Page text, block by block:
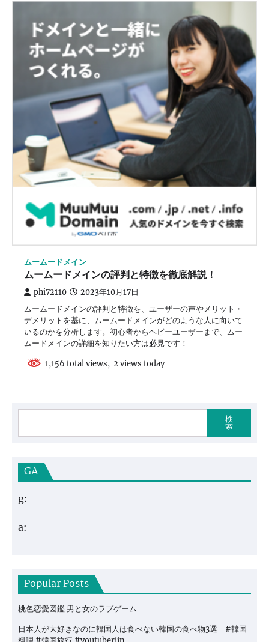
ムームードメイン
ムームードメインの評判と特徴を徹底解説！
phi72110 2023年10月17日
ムームードメインの評判と特徴を、ユーザーの声やメリット・
デメリットを基に、ムームードメインがどのような人に向いて
いるのかを分析します。初心者からヘビーユーザーまで、ムー
ムードメインの詳細を知りたい方は必見です！
1,156 total views, 2 views today
検
索
GA
g:
a:
Popular Posts
桃色恋愛図鑑 男と女のラブゲーム
日本人が大好きなのに韓国人は食べない韓国の食べ物3選 #韓国